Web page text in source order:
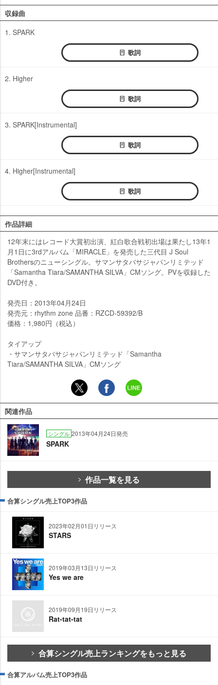
収録曲
1. SPARK
歌詞
2. Higher
歌詞
3. SPARK[Instrumental]
歌詞
4. Higher[Instrumental]
歌詞
作品詳細
12年末にはレコード大賞初出演、紅白歌合戦初出場は果たし13年1
月1日に3rdアルバム「MIRACLE」を発売した三代目 J Soul
Brothersのニューシングル。サマンサタバサジャパンリミテッド
「Samantha Tiara/SAMANTHA SILVA」CMソング。PVを収録した
DVD付き。
発売日：2013年04月24日
発売元：rhythm zone 品番：RZCD-59392/B
価格：1,980円（税込）
タイアップ
・サマンサタバサジャパンリミテッド「Samantha
Tiara/SAMANTHA SILVA」CMソング
関連作品
シングル 2013年04月24日発売
SPARK
作品一覧を見る
合算シングル売上TOP3作品
2023年02月01日リリース
STARS
2019年03月13日リリース
Yes we are
2019年09月19日リリース
Rat-tat-tat
合算シングル売上ランキングをもっと見る
合算アルバム売上TOP3作品